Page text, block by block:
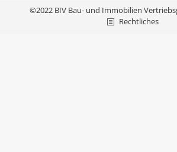
©2022 BIV Bau- und Immobilien
Rechtliches